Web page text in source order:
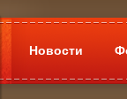
Новости